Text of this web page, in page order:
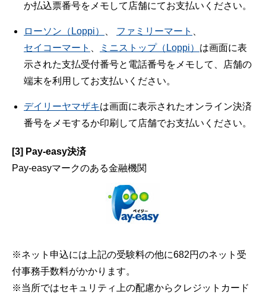
か払込票番号をメモして店舗にてお支払いください。
ローソン（Loppi） ファミリーマート
セイコーマート
ミニストップ（Loppi） は画面に表
示された支払受付番号と電話番号をメモして、店舗の
端末を利用してお支払いください。
デイリーヤマザキは画面に表示されたオンライン決済
番号をメモするか印刷して店舗でお支払いください。
[3] Pay-easy決済
Pay-easyマークのある金融機関
※ネット申込には上記の受験料の他に682円のネット受
付事務手数料がかかります。
※当所ではセキュリティ上の配慮からクレジットカード